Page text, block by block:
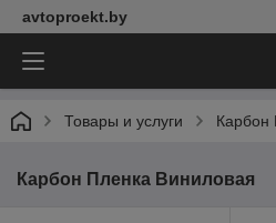
avtoproekt.by
Товары и услуги Карбон
Карбон Пленка Виниловая